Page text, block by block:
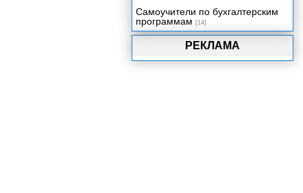
РЕКЛАМА
Самоучители по бухгалтерским
программам [14]